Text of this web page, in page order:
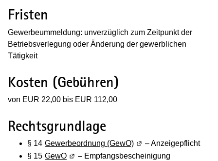
Fristen
Gewerbeummeldung: unverzüglich zum Zeitpunkt der
Betriebsverlegung oder Änderung der gewerblichen
Tätigkeit
Kosten (Gebühren)
von EUR 22,00 bis EUR 112,00
Rechtsgrundlage
§ 14 Gewerbeordnung (GewO) (Wird in einem neuen
– Anzeigepflicht
§ 15 GewO (Wird in einem neuen Fenster geöffnet)
– Empfangsbescheinigung